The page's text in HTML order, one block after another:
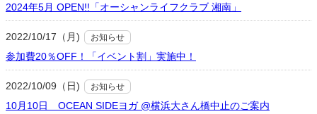
2024年5月 OPEN!!「オーシャンライフクラブ 湘南」
2022/10/17（月) お知らせ
参加費20％OFF！「イベント割」実施中！
2022/10/09（日) お知らせ
10月10日 OCEAN SIDEヨガ @横浜大さん橋中止のご案内